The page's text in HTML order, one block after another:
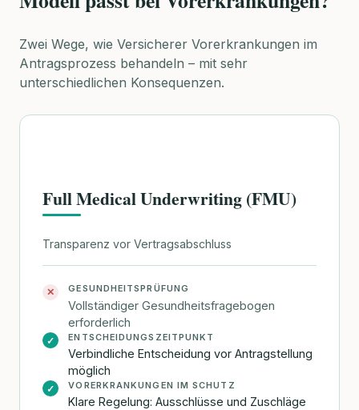
Zwei Wege, wie Versicherer Vorerkrankungen im
Antragsprozess behandeln – mit sehr
unterschiedlichen Konsequenzen.
Full Medical Underwriting (FMU)
Transparenz vor Vertragsabschluss
✕ GESUNDHEITSPRÜFUNG
Vollständiger Gesundheitsfragebogen
erforderlich
✓ ENTSCHEIDUNGSZEITPUNKT
Verbindliche Entscheidung vor Antragstellung
möglich
✓ VORERKRANKUNGEN IM SCHUTZ
Klare Regelung: Ausschlüsse und Zuschläge